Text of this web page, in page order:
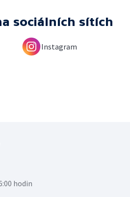
sociálních sítích
Instagram
hodin